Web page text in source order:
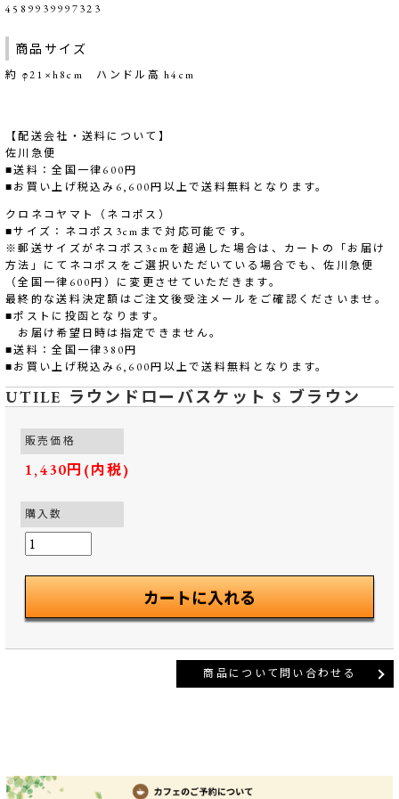
4589939997323
商品サイズ
約 φ21×h8cm ハンドル高 h4cm
【配送会社・送料について】
佐川急便
■送料：全国一律600円
■お買い上げ税込み6,600円以上で送料無料となります。
クロネコヤマト（ネコポス）
■サイズ：ネコポス3cmまで対応可能です。
※郵送サイズがネコポス3cmを超過した場合は、カートの「お届け
方法」にてネコポスをご選択いただいている場合でも、佐川急便
（全国一律600円）に変更させていただきます。
最終的な送料決定額はご注文後受注メールをご確認くださいませ。
■ポストに投函となります。
お届け希望日時は指定できません。
■送料：全国一律380円
■お買い上げ税込み6,600円以上で送料無料となります。
UTILE ラウンドローバスケット S ブラウン
販売価格
1,430円(内税)
購入数
商品について問い合わせる